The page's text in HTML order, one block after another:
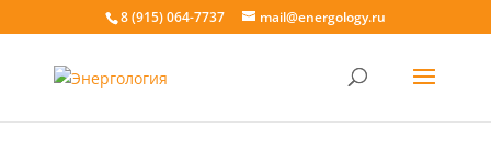
8 (915) 064-7737 mail@energology.ru